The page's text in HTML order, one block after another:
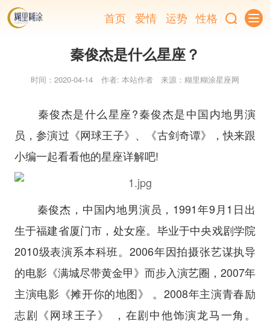
首页 爱情 运势 性格
秦俊杰是什么星座？
时间：2020-04-14 作者: 本站作者 来源：糊里糊涂星座网
秦俊杰是什么星座?秦俊杰是中国内地男演
员，参演过《网球王子》、《古剑奇谭》，快来跟
小编一起看看他的星座详解吧!
秦俊杰，中国内地男演员，1991年9月1日出
生于福建省厦门市，处女座。毕业于中央戏剧学院
2010级表演系本科班。2006年因拍摄张艺谋执导
的电影《满城尽带黄金甲》而步入演艺圈，2007年
主演电影《摊开你的地图》 。2008年主演青春励
志剧《网球王子》 ，在剧中他饰演龙马一角。